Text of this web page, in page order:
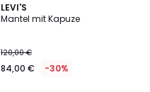
LEVI'S
Mantel mit Kapuze
120,00 €
84,00 € -30%
4,8
/ 5